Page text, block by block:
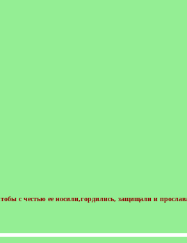
с честью ее носили,гордились, защищали и